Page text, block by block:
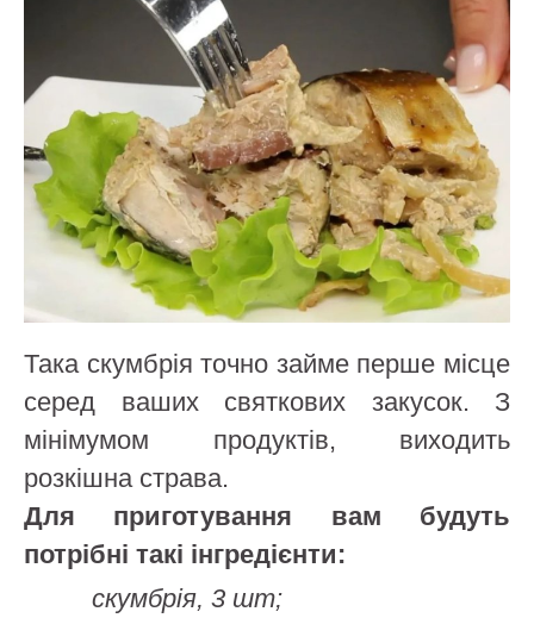
Така скумбрія точно займе перше місце
серед ваших святкових закусок. З
мінімумом продуктів, виходить
розкішна страва.
Для приготування вам будуть
потрібні такі інгредієнти:
скумбрія, 3 шт;